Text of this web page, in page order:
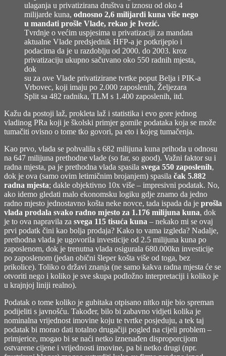
ulaganja u privatizirana društva u iznosu od oko 4
milijarde kuna, odnosno 2,6 milijardi kuna više nego
u mandati prošle Vlade, rekao je Ivezić.
Tvrdnje o većim uspjesima u privatizaciji za mandata
aktualne Vlade predsjednik HFP-a je potkrijepio i
podacima da je u razdoblju od 2000. do 2003. kroz
privatizaciju ukupno sačuvano oko 550 radnih mjesta,
dok
su za ove Vlade privatizirane tvrtke poput Belja i PIK-a
Vrbovec, koji imaju po 2.000 zaposlenih, Željezara
Split sa 482 radnika, TLM s 1.400 zaposlenih, itd.
Kažu da postoji laž, prokleta laž i statistika i evo gore jednog
vladinog PRa koji je školski primjer gomile podataka koja se može
tumačiti ovisno o tome tko govori, pa eto i kojeg tumačenja.
Kao prvo, vlada se pohvalila s 682 milijuna kuna prihoda u odnosu
na 647 milijuna prethodne vlade (so far, so good). Važni faktor su i
radna mjesta, pa je prethodna vlada spasila svega 550 zaposlenih,
dok je ova (samo ovim letimičnim brojanjem) spasila čak 5.882
radna mjesta; dakle objektivno 10x više – impresivni podatak. No,
ako idemo gledati malo ekonomsku logiku gdje znamo da jedno
radno mjesto jednostavno košta neke novce, tada ispada da je prošla
vlada prodala svako radno mjesto za 1.176 milijuna kuna, dok
je to ova napravila za svega 115 tisuća kuna – nekako mi se ovaj
prvi podatk čini kao bolja prodaja? Kako to vama izgleda? Nadalje,
prethodna vlada je ugovorila investicije od 2.5 milijuna kuna po
zaposlenom, dok je trenutna vlada osigurala 680.000kn investicije
po zaposlenom (jedan obični šleper košta više od toga, bez
prikolice). Toliko o državi znanja (ne samo kakva radna mjesta će se
otvoriti nego i koliko je sve skupa podložno interpretaciji i koliko je
u krajnjoj liniji realno).
Podatak o tome koliko je gubitaka otpisano nitko nije bio spreman
podijeliti s javnošću. Također, bilo bi zabavno vidjeti kolika je
nominalna vrijednost imovine koju te tvrtke posjeduju, a tek taj
podatak bi morao dati totalno drugačiji pogled na cijeli problem –
primjerice, mogao bi se naći netko iznenađen disproporcijom
ostvarene cijene i vrijednosti imovine, pa bi netko drugi (npr.